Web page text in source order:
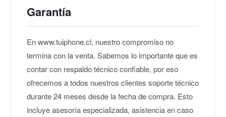
Garantía
En www.tuiphone.cl, nuestro compromiso no
termina con la venta. Sabemos lo importante que es
contar con respaldo técnico confiable, por eso
ofrecemos a todos nuestros clientes soporte técnico
durante 24 meses desde la fecha de compra. Esto
incluye asesoría especializada, asistencia en caso